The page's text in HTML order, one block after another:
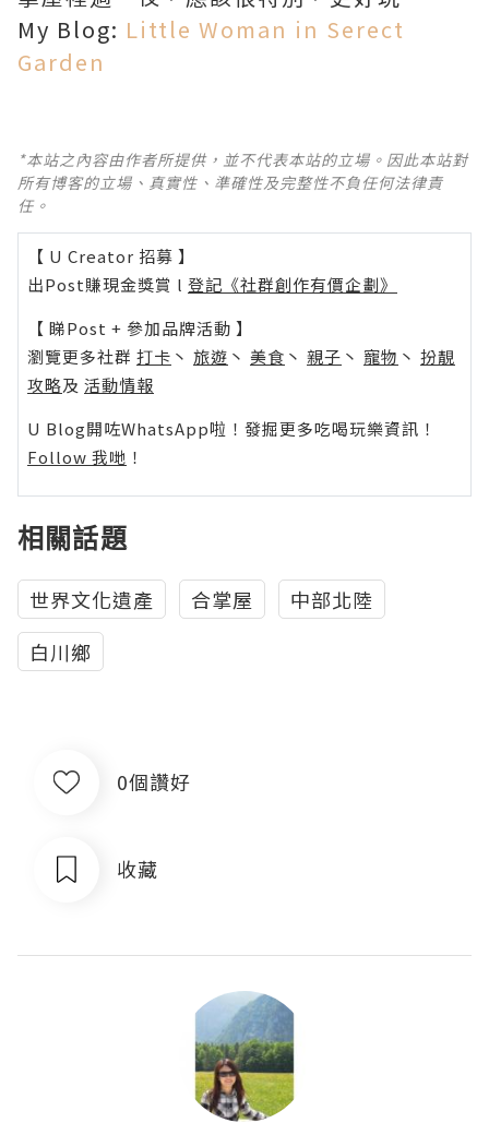
My Blog: Little Woman in Serect
Garden
*本站之內容由作者所提供，並不代表本站的立場。因此本站對
所有博客的立場、真實性、準確性及完整性不負任何法律責
任。
【 U Creator 招募 】
出Post賺現金獎賞 l 登記《社群創作有價企劃》
【 睇Post + 參加品牌活動 】
瀏覽更多社群 打卡 丶 旅遊 丶 美食 丶 親子 丶 寵物 丶 扮靚
攻略及 活動情報
U Blog開咗WhatsApp啦！發掘更多吃喝玩樂資訊！
Follow 我哋 ！
相關話題
世界文化遺產 合掌屋
中部北陸
白川鄉
0個讚好
收藏